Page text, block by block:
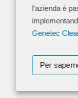
l'azienda è
Genetec
Per